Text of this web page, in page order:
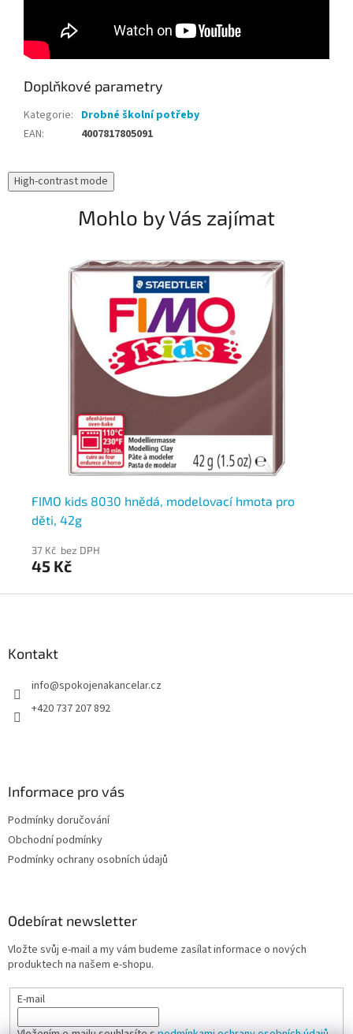
Doplňkové parametry
Kategorie: Drobné školní potřeby
EAN: 4007817805091
High-contrast mode
Mohlo by Vás zajímat
FIMO kids 8030 hnědá, modelovací hmota pro
děti, 42g
37 Kč bez DPH
45 Kč
Kontakt
info@spokojenakancelar.cz
+420 737 207 892
Informace pro vás
Podmínky doručování
Obchodní podmínky
Podmínky ochrany osobních údajů
Odebírat newsletter
Vložte svůj e-mail a my vám budeme zasílat informace o nových
produktech na našem e-shopu.
E-mail